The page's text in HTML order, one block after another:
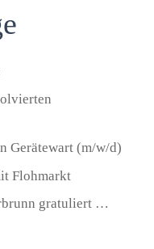
Gerätewart (m/w/d)
Flohmarkt
gratuliert …